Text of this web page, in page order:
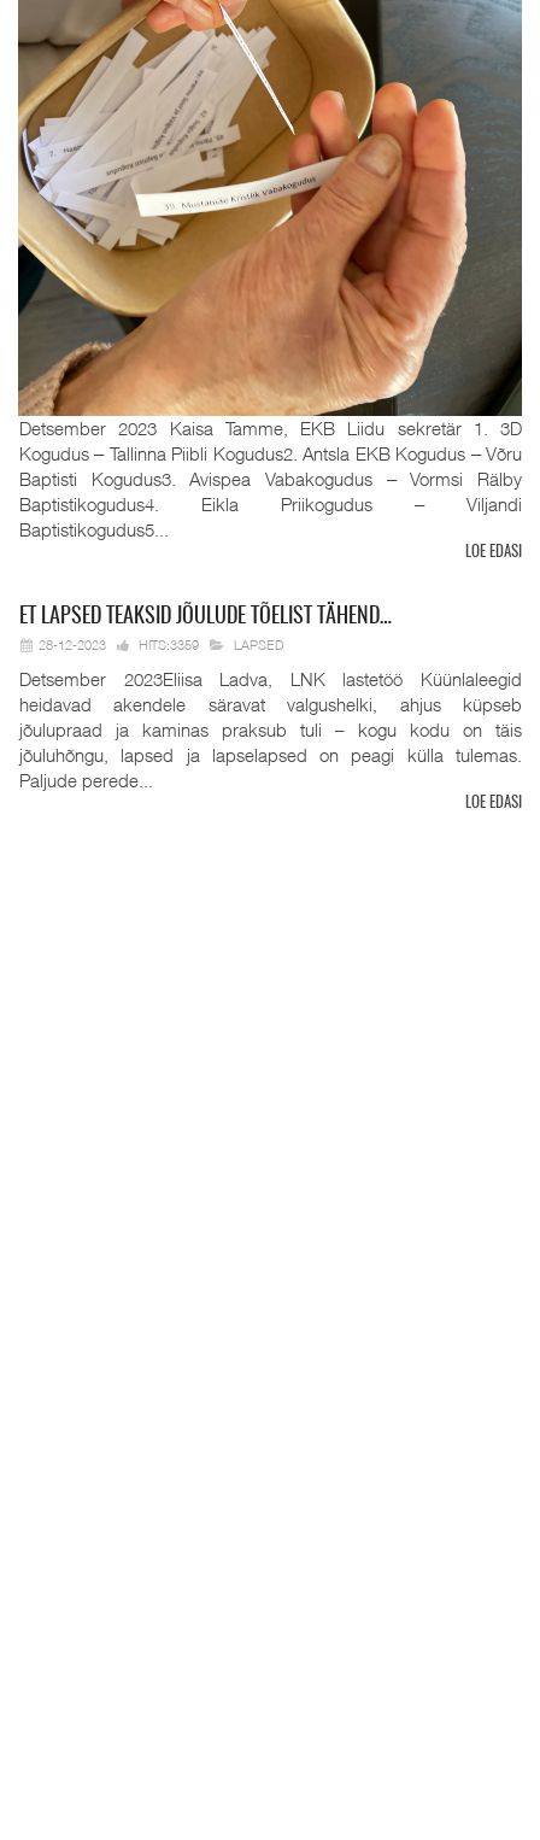
Detsember 2023 Kaisa Tamme, EKB Liidu sekretär 1. 3D
Kogudus ‒ Tallinna Piibli Kogudus2. Antsla EKB Kogudus ‒ Võru
Baptisti Kogudus3. Avispea Vabakogudus ‒ Vormsi Rälby
Baptistikogudus4. Eikla Priikogudus ‒ Viljandi
Baptistikogudus5...
LOE EDASI
ET LAPSED TEAKSID JÕULUDE TÕELIST TÄHEND…
28-12-2023 HITS:3359 LAPSED
Detsember 2023Eliisa Ladva, LNK lastetöö Küünlaleegid
heidavad akendele säravat valgushelki, ahjus küpseb
jõulupraad ja kaminas praksub tuli – kogu kodu on täis
jõuluhõngu, lapsed ja lapselapsed on peagi külla tulemas.
Paljude perede...
LOE EDASI